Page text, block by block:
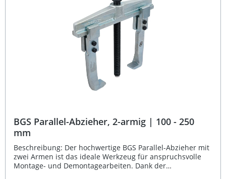
Robuste Umschaltknarre für langlebigen Werkstatteinsatz
Deutlich wahrnehmbares Klicksignal bei Zielmoment
Verriegelung gegen versehentliches Verstellen des
sicheren Transport Lieferumfang: 1x
BGS Parallel-Abzieher, 2-armig | 100 - 250
mm
Beschreibung: Der hochwertige BGS Parallel-Abzieher mit
zwei Armen ist das ideale Werkzeug für anspruchsvolle
Montage- und Demontagearbeiten. Dank der